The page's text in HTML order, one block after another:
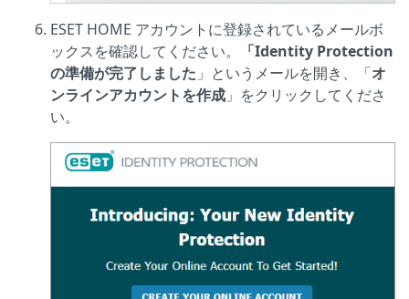
ESET HOME アカウントに登録されているメールボ
ックスを確認してください。
「Identity Protection
の準備が完了しました 」というメールを開き、「オ
ンラインアカウントを作成 」をクリックしてくださ
い。